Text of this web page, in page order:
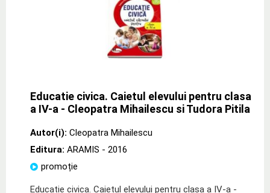
Educatie civica. Caietul elevului pentru clasa
a IV-a - Cleopatra Mihailescu si Tudora Pitila
Autor(i): Cleopatra Mihailescu
Editura: ARAMIS - 2016
promoție
Educatie civica. Caietul elevului pentru clasa a IV-a -